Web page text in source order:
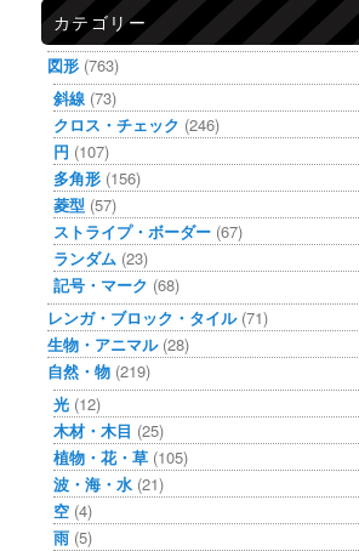
カテゴリー
図形 (763)
斜線 (73)
クロス・チェック (246)
円 (107)
多角形 (156)
菱型 (57)
ストライプ・ボーダー (67)
ランダム (23)
記号・マーク (68)
レンガ・ブロック・タイル(71)
生物・アニマル(28)
自然・物 (219)
光 (12)
木材・木目 (25)
植物・花・草 (105)
波・海・水 (21)
空 (4)
雨 (5)